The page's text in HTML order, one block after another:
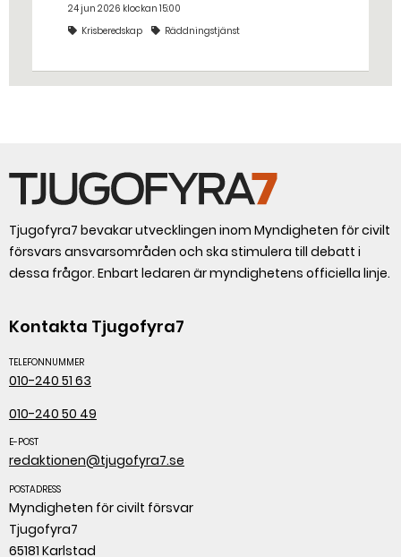
stället. Det gjorde räddningstjänsten i
Eskilstuna – tio kubikmeter närmare
24 jun 2026 klockan 15:00
Krisberedskap
Räddningstjänst
Tjugofyra7 bevakar utvecklingen inom Myndigheten för civilt
försvars ansvarsområden och ska stimulera till debatt i
dessa frågor. Enbart ledaren är myndighetens officiella linje.
Kontakta Tjugofyra7
TELEFONNUMMER
010-240 51 63
010-240 50 49
E-POST
redaktionen@tjugofyra7.se
POSTADRESS
Myndigheten för civilt försvar
Tjugofyra7
65181 Karlstad